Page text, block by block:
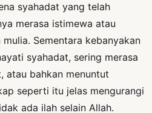
syahadat yang telah
merasa istimewa atau
Sementara kebanyakan
syahadat, sering merasa
atau bahkan menuntut
seperti itu jelas mengurangi
ada ilah selain Allah.